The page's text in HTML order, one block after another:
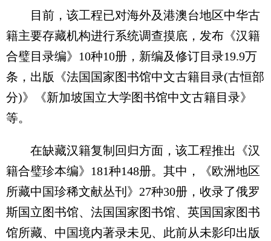
目前，该工程已对海外及港澳台地区中华古
籍主要存藏机构进行系统调查摸底，发布《汉籍
合璧目录编》10种10册，新编及修订目录19.9万
条，出版《法国国家图书馆中文古籍目录(古恒部
分)》《新加坡国立大学图书馆中文古籍目录》
等。
在缺藏汉籍复制回归方面，该工程推出《汉
籍合璧珍本编》181种148册。其中，《欧洲地区
所藏中国珍稀文献丛刊》27种30册，收录了俄罗
斯国立图书馆、法国国家图书馆、英国国家图书
馆所藏、中国境内著录未见、此前从未影印出版